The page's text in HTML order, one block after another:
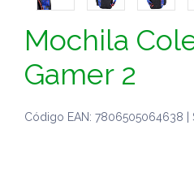
Mochila
Gamer 2
Código EAN: 7806505064638 |